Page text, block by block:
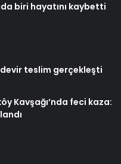
biri hayatını kaybetti
devir teslim gerçekleşti
Kavşağı’nda feci kaza: